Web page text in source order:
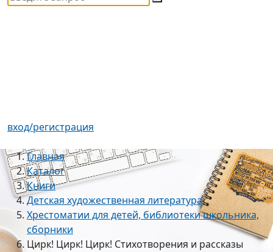
вход/регистрация
Главная
Каталог
Книги
Детская художественная литература
Хрестоматии для детей, библиотеки школьника,
сборники
Цирк! Цирк! Цирк! Стихотворения и рассказы